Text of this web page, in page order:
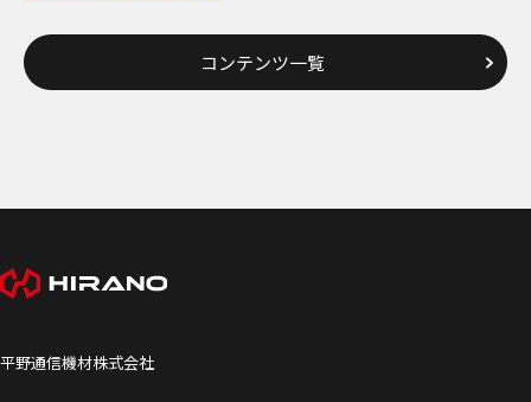
コンテンツ一覧
平野通信機材株式会社